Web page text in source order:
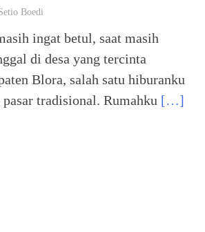
Boedi
ingat betul, saat masih
di desa yang tercinta
Blora, salah satu hiburanku
pasar tradisional. Rumahku […]